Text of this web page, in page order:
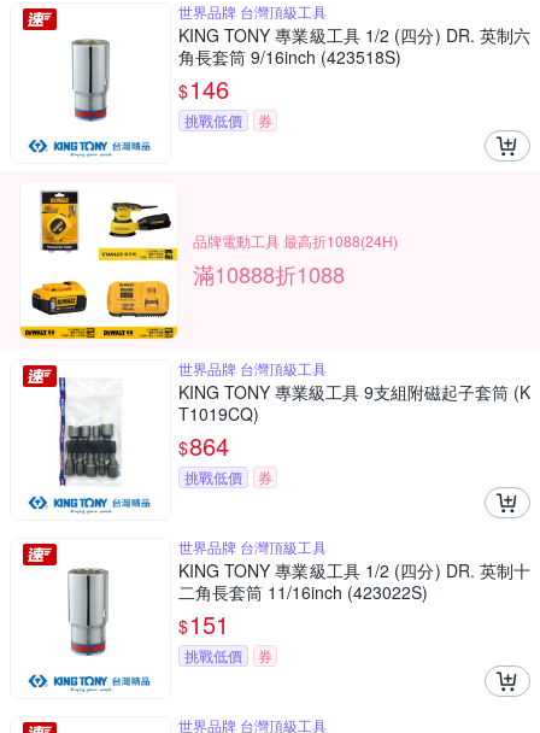
世界品牌 台灣頂級工具
KING TONY 專業級工具 1/2 (四分) DR. 英制六
角長套筒 9/16inch (423518S)
$146
挑戰低價 券
品牌電動工具 最高折1088(24H)
滿10888折1088
世界品牌 台灣頂級工具
KING TONY 專業級工具 9支組附磁起子套筒 (K
T1019CQ)
$864
挑戰低價 券
世界品牌 台灣頂級工具
KING TONY 專業級工具 1/2 (四分) DR. 英制十
二角長套筒 11/16inch (423022S)
$151
挑戰低價 券
世界品牌 台灣頂級工具